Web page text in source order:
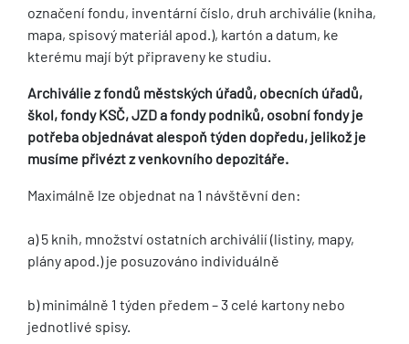
označení fondu, inventární číslo, druh archiválie (kniha,
mapa, spisový materiál apod.), kartón a datum, ke
kterému mají být připraveny ke studiu.
Archiválie z fondů městských úřadů, obecních úřadů,
škol, fondy KSČ, JZD a fondy podniků, osobní fondy je
potřeba objednávat alespoň týden dopředu, jelikož je
musíme přivézt z venkovního depozitáře.
Maximálně lze objednat na 1 návštěvní den:
a) 5 knih, množství ostatních archiválií (listiny, mapy,
plány apod.) je posuzováno individuálně
b) minimálně 1 týden předem – 3 celé kartony nebo
jednotlivé spisy.